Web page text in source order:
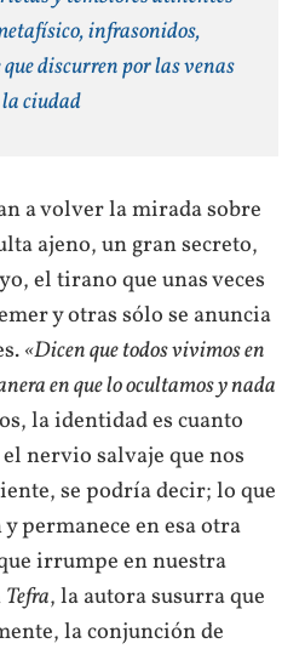
infrasonidos,
discurren por las venas
la ciudad
a volver la mirada sobre
ajeno, un gran secreto,
el tirano que unas veces
y otras sólo se anuncia
«Dicen que todos vivimos en
en que lo ocultamos y nada
la identidad es cuanto
nervio salvaje que nos
se podría decir; lo que
permanece en esa otra
irrumpe en nuestra
Tefra, la autora susurra que
la conjunción de